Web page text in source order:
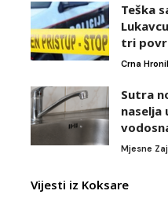
Teška
tri
Crna
Sutra
naselja
Mjesne
Vijesti iz Koksare